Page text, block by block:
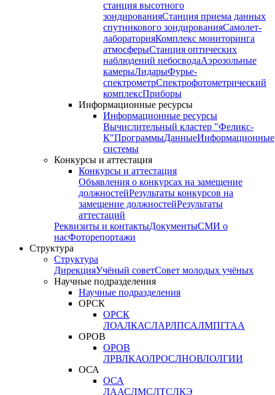
станция высотного
зондированияСтанция приема данных
спутникового зондированияСамолет-
лабораторияКомплекс мониторинга
атмосферыСтанция оптических
наблюдений небосводаАэрозольные
камерыЛидарыФурье-
спектрометрСпектрофотометрический
комплексПриборы
Информационные ресурсы
Информационные ресурсы
Вычислительный кластер "Феликс-
К"ПрограммыДанныеИнформационные
системы
Конкурсы и аттестация
Конкурсы и аттестация
Объявления о конкурсах на замещение
должностейРезультаты конкурсов на
замещение должностейРезультаты
аттестаций
Реквизиты и контактыДокументыСМИ о
насФоторепортажи
Структура
Структура
ДирекцияУчёный советСовет молодых учёных
Научные подразделения
Научные подразделения
ОРСК
ОРСК
ЛОАЛКАСЛАРЛПСАЛМПГГАА
ОРОВ
ОРОВ
ЛРВЛКАОЛРОСЛНОВЛОЛГИИ
ОСА
ОСА
ЛААСЛМСЛТСЛКЭ